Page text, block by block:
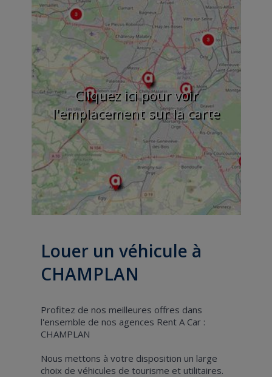
Cliquez ici pour voir
l'emplacement sur la carte
Louer un véhicule à
CHAMPLAN
Profitez de nos meilleures offres dans
l'ensemble de nos agences Rent A Car :
CHAMPLAN
Nous mettons à votre disposition un large
choix de véhicules de tourisme et utilitaires.